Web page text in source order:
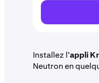
Installez l’appli
Neutron en